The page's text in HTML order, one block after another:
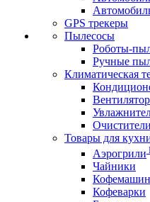
GPS трекеры
Пылесосы
Роботы-
Ручные
Климатическая
Товары для
Аэрогрили
Чайники
Кофеварки